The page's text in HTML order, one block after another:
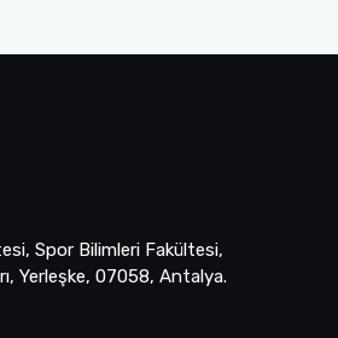
Spor Bilimleri Fakültesi,
Yerleşke, 07058, Antalya.